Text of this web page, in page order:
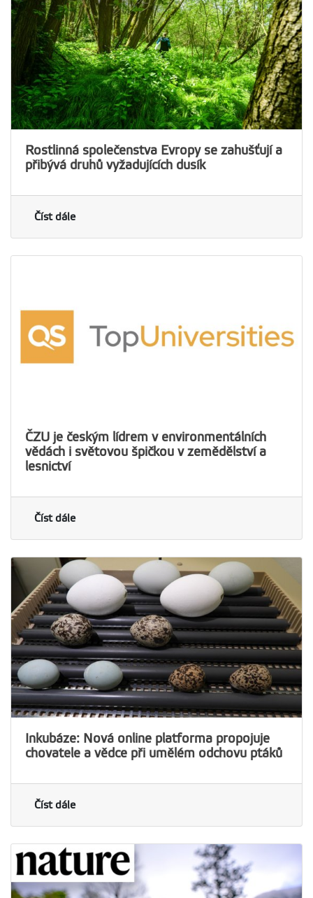
Rostlinná společenstva Evropy se zahušťují a
přibývá druhů vyžadujících dusík
Číst dále
ČZU je českým lídrem v environmentálních
vědách i světovou špičkou v zemědělství a
lesnictví
Číst dále
Inkubáze: Nová online platforma propojuje
chovatele a vědce při umělém odchovu ptáků
Číst dále